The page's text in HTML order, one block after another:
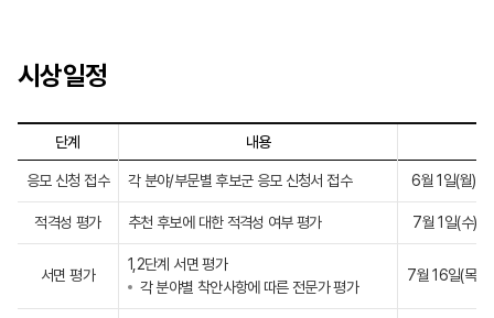
시상일정
단계 내용
응모 신청 접수 각 분야/부문별 후보군 응모 신청서 접수 6월 1일(월) ~
적격성 평가 추천 후보에 대한 적격성 여부 평가 7월 1일(수) ~
서면 평가
1,2단계 서면 평가
각 분야별 착안사항에 따른 전문가 평가
7월 16일(목)